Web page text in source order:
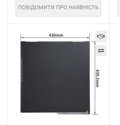
ПОВІДОМИТИ ПРО НАЯВНІСТЬ